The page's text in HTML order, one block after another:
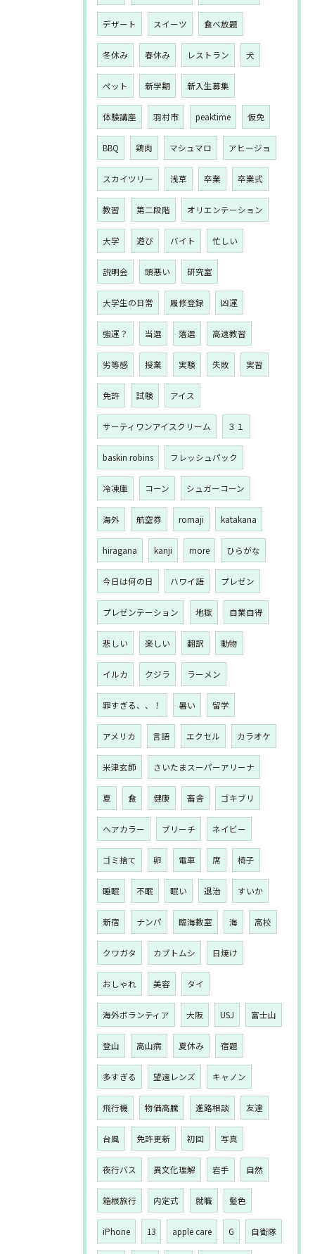
デザート スイーツ 食べ放題
冬休み 春休み レストラン 犬
ペット 新学期 新入生募集
体験講座 羽村市 peaktime 仮免
BBQ 鶏肉 マシュマロ アヒージョ
スカイツリー 浅草 卒業 卒業式
教習 第二段階 オリエンテーション
大学 遊び バイト 忙しい
説明会 頭悪い 研究室
大学生の日常 履修登録 凶運
強運？ 当選 落選 高速教習
劣等感 授業 実験 失敗 実習
免許 試験 アイス
サーティワンアイスクリーム ３１
baskin robins フレッシュパック
冷凍庫 コーン シュガーコーン
海外 航空券 romaji katakana
hiragana kanji more ひらがな
今日は何の日 ハワイ語 プレゼン
プレゼンテーション 地獄 自業自得
悲しい 楽しい 翻訳 動物
イルカ クジラ ラーメン
罪すぎる、、！ 暑い 留学
アメリカ 言語 エクセル カラオケ
米津玄師 さいたまスーパーアリーナ
夏 食 健康 畜舎 ゴキブリ
ヘアカラー ブリーチ ネイビー
ゴミ捨て 卵 電車 席 椅子
睡眠 不眠 眠い 退治 すいか
新宿 ナンパ 臨海教室 海 高校
クワガタ カブトムシ 日焼け
おしゃれ 美容 タイ
海外ボランティア 大阪 USJ 富士山
登山 高山病 夏休み 宿題
多すぎる 望遠レンズ キャノン
飛行機 物価高騰 進路相談 友達
台風 免許更新 初回 写真
夜行バス 異文化理解 岩手 自然
箱根旅行 内定式 就職 髪色
iPhone 13 apple care G 自衛隊